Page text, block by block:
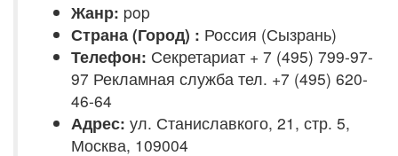
Жанр: pop
Страна (Город) : Россия (Сызрань)
Телефон: Секретариат + 7 (495) 799-97-
97 Рекламная служба тел. +7 (495) 620-
46-64
Адрес: ул. Станиславкого, 21, стр. 5,
Москва, 109004